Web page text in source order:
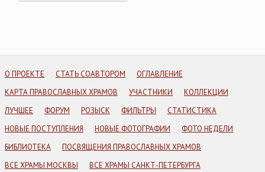
О ПРОЕКТЕ СТАТЬ СОАВТОРОМ
ОГЛАВЛЕНИЕ
КАРТА ПРАВОСЛАВНЫХ ХРАМОВ
УЧАСТНИКИ
КОЛЛЕКЦИИ
ЛУЧШЕЕ
ФОРУМ РОЗЫСК ФИЛЬТРЫ
СТАТИСТИКА
НОВЫЕ ПОСТУПЛЕНИЯ
НОВЫЕ ФОТОГРАФИИ
ФОТО НЕДЕЛИ
БИБЛИОТЕКА
ПОСВЯЩЕНИЯ ПРАВОСЛАВНЫХ ХРАМОВ
ВСЕ ХРАМЫ МОСКВЫ
ВСЕ ХРАМЫ САНКТ-ПЕТЕРБУРГА